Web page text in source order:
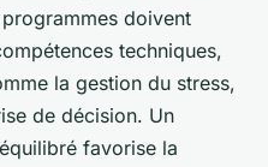
doivent
techniques,
la gestion du stress,
de décision. Un
équilibré favorise la